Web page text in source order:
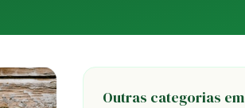
Outras categorias em